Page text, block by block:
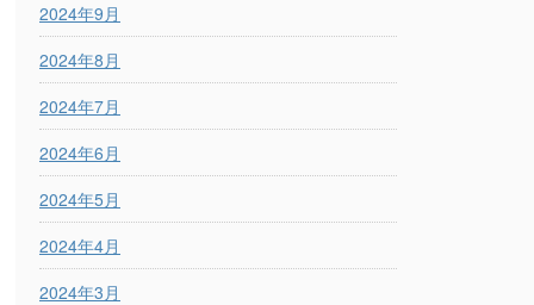
2024年9月
2024年8月
2024年7月
2024年6月
2024年5月
2024年4月
2024年3月